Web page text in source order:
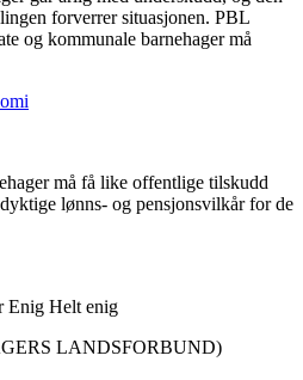
forverrer situasjonen. PBL
og kommunale barnehager må
må få like offentlige tilskudd
lønns- og pensjonsvilkår for de
Enig Helt enig
LANDSFORBUND)